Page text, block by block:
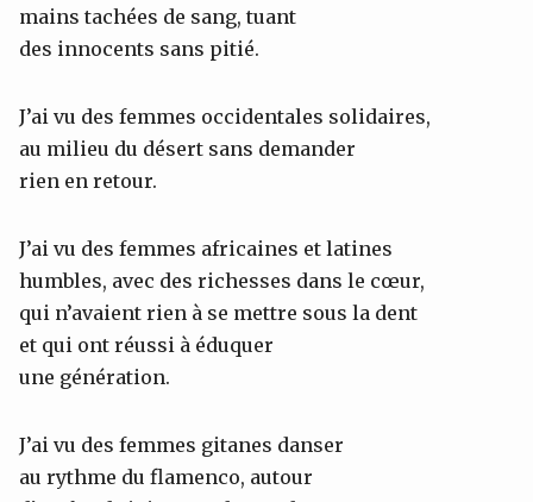
mains tachées de sang, tuant
des innocents sans pitié.
J’ai vu des femmes occidentales solidaires,
au milieu du désert sans demander
rien en retour.
J’ai vu des femmes africaines et latines
humbles, avec des richesses dans le cœur,
qui n’avaient rien à se mettre sous la dent
et qui ont réussi à éduquer
une génération.
J’ai vu des femmes gitanes danser
au rythme du flamenco, autour